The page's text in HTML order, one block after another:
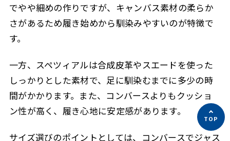
でやや細めの作りですが、キャンバス素材の柔らか
さがあるため履き始めから馴染みやすいのが特徴で
す。
一方、スペツィアルは合成皮革やスエードを使った
しっかりとした素材で、足に馴染むまでに多少の時
間がかかります。また、コンバースよりもクッショ
ン性が高く、履き心地に安定感があります。
サイズ選びのポイントとしては、コンバースでジャス